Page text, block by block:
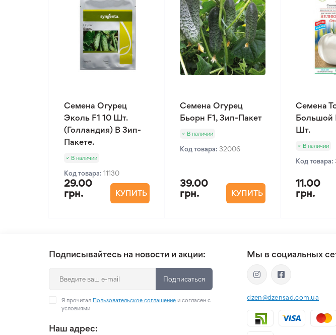
Семена Огурец
Эколь F1 10 Шт.
(Голландия) В Зип-
Пакете.
В наличии
Код товара: 11130
29.00
грн.
КУПИТЬ
Семена Огурец
Бьорн F1, Зип-Пакет
В наличии
Код товара: 32006
39.00
грн.
КУПИТЬ
Семена
Большой
Шт.
В наличии
Код товара:
11.00
грн.
Подписывайтесь на новости и акции:
Подписаться
Я прочитал Пользовательское соглашение и согласен с
условиями
Наш адрес:
Мы в социальных
dzen@dzensad.com.ua